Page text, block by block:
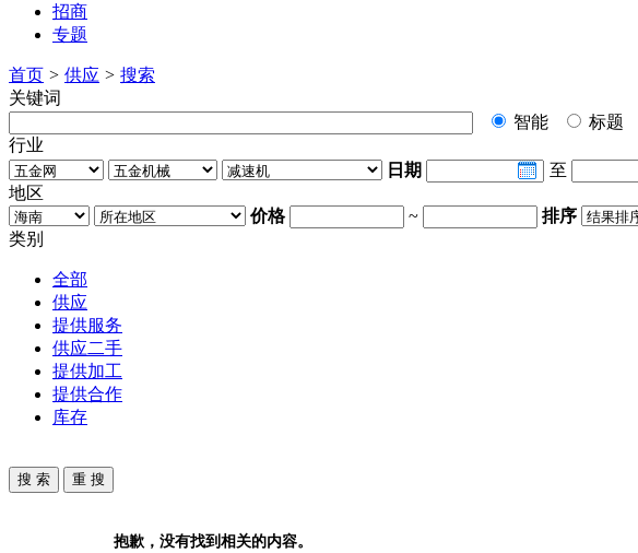
招商
专题
首页 > 供应 > 搜索
关键词
智能
标题
行业
日期
至
地区
价格
~
排序
类别
全部
供应
提供服务
供应二手
提供加工
提供合作
库存
抱歉，没有找到相关的内容。